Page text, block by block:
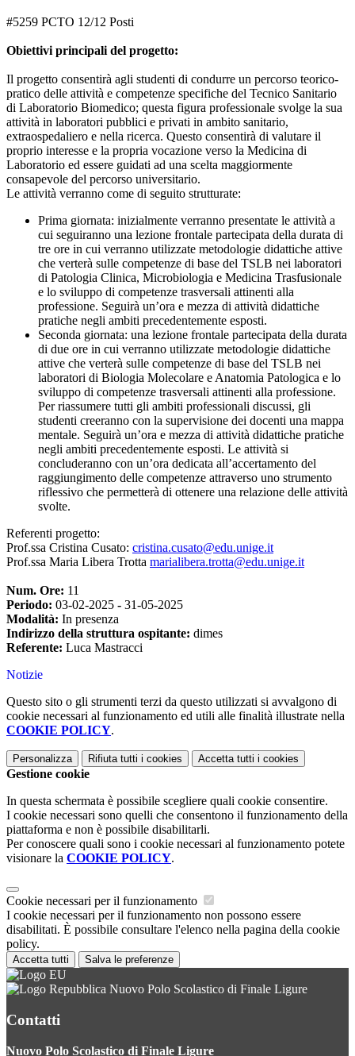
#5259 PCTO 12/12 Posti
Obiettivi principali del progetto:
Il progetto consentirà agli studenti di condurre un percorso teorico-
pratico delle attività e competenze specifiche del Tecnico Sanitario
di Laboratorio Biomedico; questa figura professionale svolge la sua
attività in laboratori pubblici e privati in ambito sanitario,
extraospedaliero e nella ricerca. Questo consentirà di valutare il
proprio interesse e la propria vocazione verso la Medicina di
Laboratorio ed essere guidati ad una scelta maggiormente
consapevole del percorso universitario.
Le attività verranno come di seguito strutturate:
Prima giornata: inizialmente verranno presentate le attività a
cui seguiranno una lezione frontale partecipata della durata di
tre ore in cui verranno utilizzate metodologie didattiche attive
che verterà sulle competenze di base del TSLB nei laboratori
di Patologia Clinica, Microbiologia e Medicina Trasfusionale
e lo sviluppo di competenze trasversali attinenti alla
professione. Seguirà un’ora e mezza di attività didattiche
pratiche negli ambiti precedentemente esposti.
Seconda giornata: una lezione frontale partecipata della durata
di due ore in cui verranno utilizzate metodologie didattiche
attive che verterà sulle competenze di base del TSLB nei
laboratori di Biologia Molecolare e Anatomia Patologica e lo
sviluppo di competenze trasversali attinenti alla professione.
Per riassumere tutti gli ambiti professionali discussi, gli
studenti creeranno con la supervisione dei docenti una mappa
mentale. Seguirà un’ora e mezza di attività didattiche pratiche
negli ambiti precedentemente esposti. Le attività si
concluderanno con un’ora dedicata all’accertamento del
raggiungimento delle competenze attraverso uno strumento
riflessivo che permetterà di ottenere una relazione delle attività
svolte.
Referenti progetto:
Prof.ssa Cristina Cusato: cristina.cusato@edu.unige.it
Prof.ssa Maria Libera Trotta marialibera.trotta@edu.unige.it
Num. Ore: 11
Periodo: 03-02-2025 - 31-05-2025
Modalità: In presenza
Indirizzo della struttura ospitante: dimes
Referente: Luca Mastracci
Notizie
Questo sito o gli strumenti terzi da questo utilizzati si avvalgono di
cookie necessari al funzionamento ed utili alle finalità illustrate nella
COOKIE POLICY.
Personalizza Rifiuta tutti i cookies Accetta tutti i cookies
Gestione cookie
In questa schermata è possibile scegliere quali cookie consentire.
I cookie necessari sono quelli che consentono il funzionamento della
piattaforma e non è possibile disabilitarli.
Per conoscere quali sono i cookie necessari al funzionamento potete
visionare la COOKIE POLICY.
Cookie necessari per il funzionamento
I cookie necessari per il funzionamento non possono essere
disabilitati. È possibile consultare l'elenco nella pagina della cookie
policy.
Accetta tutti Salva le preferenze
Nuovo Polo Scolastico di Finale Ligure
Contatti
Nuovo Polo Scolastico di Finale Ligure